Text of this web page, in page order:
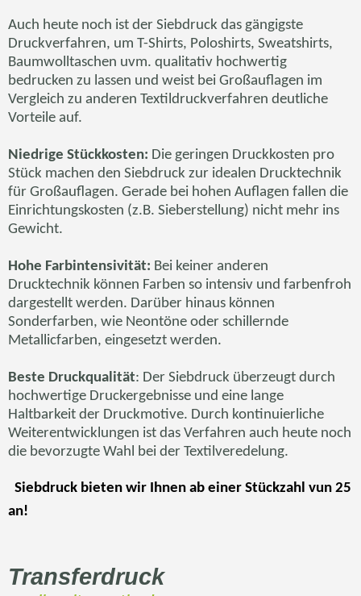
Auch heute noch ist der Siebdruck das gängigste
Druckverfahren, um T-Shirts, Poloshirts, Sweatshirts,
Baumwolltaschen uvm. qualitativ hochwertig
bedrucken zu lassen und weist bei Großauflagen im
Vergleich zu anderen Textildruckverfahren deutliche
Vorteile auf.
Niedrige Stückkosten: Die geringen Druckkosten pro
Stück machen den Siebdruck zur idealen Drucktechnik
für Großauflagen. Gerade bei hohen Auflagen fallen die
Einrichtungskosten (z.B. Sieberstellung) nicht mehr ins
Gewicht.
Hohe Farbintensivität: Bei keiner anderen
Drucktechnik können Farben so intensiv und farbenfroh
dargestellt werden. Darüber hinaus können
Sonderfarben, wie Neontöne oder schillernde
Metallicfarben, eingesetzt werden.
Beste Druckqualität: Der Siebdruck überzeugt durch
hochwertige Druckergebnisse und eine lange
Haltbarkeit der Druckmotive. Durch kontinuierliche
Weiterentwicklungen ist das Verfahren auch heute noch
die bevorzugte Wahl bei der Textilveredelung.
Siebdruck bieten wir Ihnen ab einer Stückzahl vun 25
an!
Transferdruck